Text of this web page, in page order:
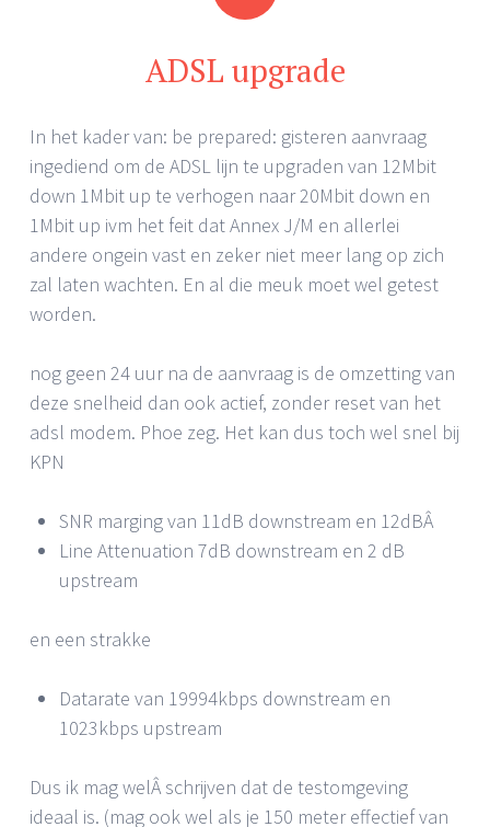
ADSL upgrade
In het kader van: be prepared: gisteren aanvraag
ingediend om de ADSL lijn te upgraden van 12Mbit
down 1Mbit up te verhogen naar 20Mbit down en
1Mbit up ivm het feit dat Annex J/M en allerlei
andere ongein vast en zeker niet meer lang op zich
zal laten wachten. En al die meuk moet wel getest
worden.
nog geen 24 uur na de aanvraag is de omzetting van
deze snelheid dan ook actief, zonder reset van het
adsl modem. Phoe zeg. Het kan dus toch wel snel bij
KPN
SNR marging van 11dB downstream en 12dBÂ
Line Attenuation 7dB downstream en 2 dB
upstream
en een strakke
Datarate van 19994kbps downstream en
1023kbps upstream
Dus ik mag welÂ schrijven dat de testomgeving
ideaal is. (mag ook wel als je 150 meter effectief van